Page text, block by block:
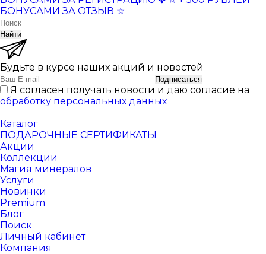
БОНУСАМИ ЗА ОТЗЫВ ☆
Найти
Будьте в курсе наших акций и новостей
Подписаться
Я согласен получать новости и даю согласие на
обработку персональных данных
Каталог
ПОДАРОЧНЫЕ СЕРТИФИКАТЫ
Акции
Коллекции
Магия минералов
Услуги
Новинки
Premium
Блог
Поиск
Личный кабинет
Компания